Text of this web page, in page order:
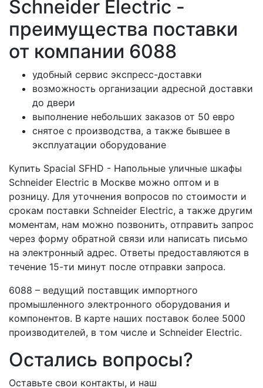
Schneider Electric -
преимущества поставки
от компании 6088
удобный сервис экспресс-доставки
возможность организации адресной доставки
до двери
выполнение небольших заказов от 50 евро
снятое с производства, а также бывшее в
эксплуатации оборудование
Купить Spacial SFHD - Напольные уличные шкафы
Schneider Electric в Москве можно оптом и в
розницу. Для уточнения вопросов по стоимости и
срокам поставки Schneider Electric, а также другим
моментам, нам можно позвонить, отправить запрос
через форму обратной связи или написать письмо
на электронный адрес. Ответы предоставляются в
течение 15-ти минут после отправки запроса.
6088 – ведущий поставщик импортного
промышленного электронного оборудования и
компонентов. В карте наших поставок более 5000
производителей, в том числе и Schneider Electric.
Остались вопросы?
Оставьте свои контакты, и наш